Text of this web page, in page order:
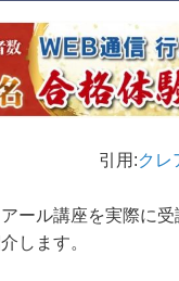
引用:クレ
ール講座を実際に
します。